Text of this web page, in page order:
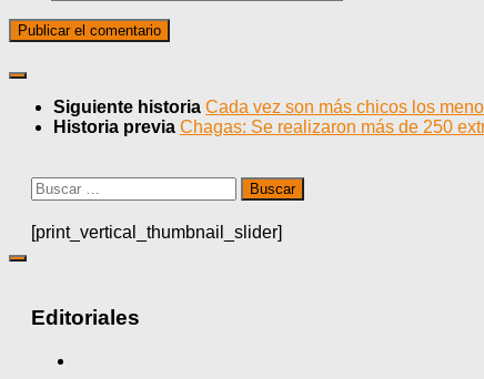
Siguiente historia Cada vez son más chicos los
Historia previa Chagas: Se realizaron más de 250
Buscar:
[print_vertical_thumbnail_slider]
Editoriales